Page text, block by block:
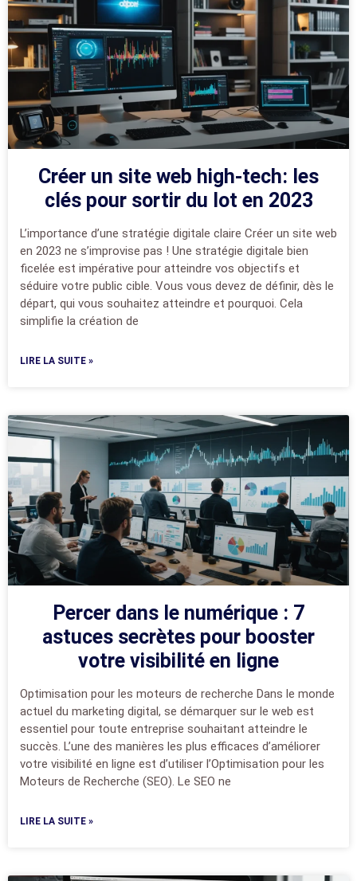
Créer un site web high-tech: les
clés pour sortir du lot en 2023
L’importance d’une stratégie digitale claire Créer un site web
en 2023 ne s’improvise pas ! Une stratégie digitale bien
ficelée est impérative pour atteindre vos objectifs et
séduire votre public cible. Vous vous devez de définir, dès le
départ, qui vous souhaitez atteindre et pourquoi. Cela
simplifie la création de
LIRE LA SUITE »
Percer dans le numérique : 7
astuces secrètes pour booster
votre visibilité en ligne
Optimisation pour les moteurs de recherche Dans le monde
actuel du marketing digital, se démarquer sur le web est
essentiel pour toute entreprise souhaitant atteindre le
succès. L’une des manières les plus efficaces d’améliorer
votre visibilité en ligne est d’utiliser l’Optimisation pour les
Moteurs de Recherche (SEO). Le SEO ne
LIRE LA SUITE »